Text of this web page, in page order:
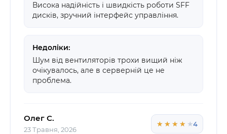
★★★★★
★★★★★4
Олег С.
23 Травня, 2026
Висока надійність і швидкість роботи SFF
дисків, зручний інтерфейс управління.
Недоліки:
Шум від вентиляторів трохи вищий ніж
очікувалось, але в серверній це не
проблема.